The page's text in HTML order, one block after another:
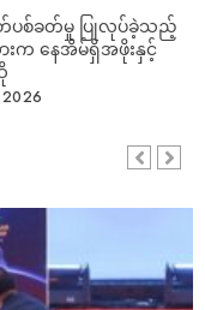
ရပ်မြေကို ဗုံးကြဲခဲ့သည့်
းရေးအတွက် ဘာသာရေး
န် ပြောကြား၊ လက်တွေ့
အုံ ၃၀၀ ကျော်
တ်ပစ်ခတ်မှုဖြစ်ပွားခဲ့ပြီး